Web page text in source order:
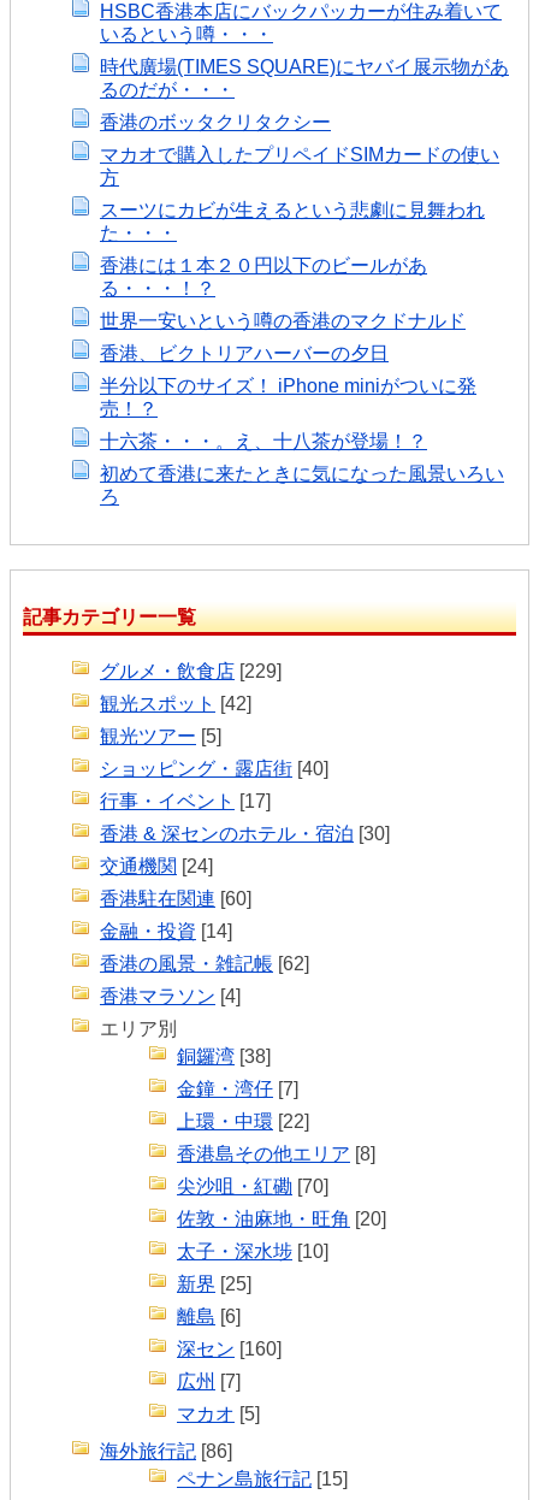
HSBC香港本店にバックパッカーが住み着いて
いるという噂・・・
時代廣場(TIMES SQUARE)にヤバイ展示物があ
るのだが・・・
香港のボッタクリタクシー
マカオで購入したプリペイドSIMカードの使い
方
スーツにカビが生えるという悲劇に見舞われ
た・・・
香港には１本２０円以下のビールがあ
る・・・！？
世界一安いという噂の香港のマクドナルド
香港、ビクトリアハーバーの夕日
半分以下のサイズ！ iPhone miniがついに発
売！？
十六茶・・・。え、十八茶が登場！？
初めて香港に来たときに気になった風景いろい
ろ
記事カテゴリー一覧
グルメ・飲食店 [229]
観光スポット [42]
観光ツアー [5]
ショッピング・露店街 [40]
行事・イベント [17]
香港 & 深センのホテル・宿泊 [30]
交通機関 [24]
香港駐在関連 [60]
金融・投資 [14]
香港の風景・雑記帳 [62]
香港マラソン [4]
エリア別
銅鑼湾 [38]
金鐘・湾仔 [7]
上環・中環 [22]
香港島その他エリア [8]
尖沙咀・紅磡 [70]
佐敦・油麻地・旺角 [20]
太子・深水埗 [10]
新界 [25]
離島 [6]
深セン [160]
広州 [7]
マカオ [5]
海外旅行記 [86]
ペナン島旅行記 [15]